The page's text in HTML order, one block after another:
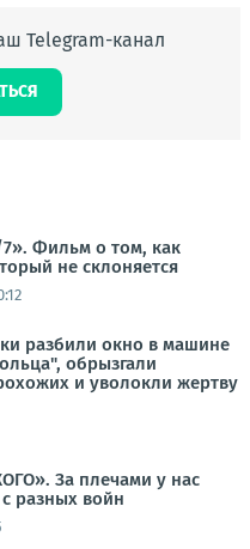
Telegram-канал
Фильм о том, как
не склоняется
разбили окно в машине
обрызгали
и уволокли жертву
За плечами у нас
разных войн